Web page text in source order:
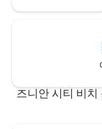
즈니안 시티 비